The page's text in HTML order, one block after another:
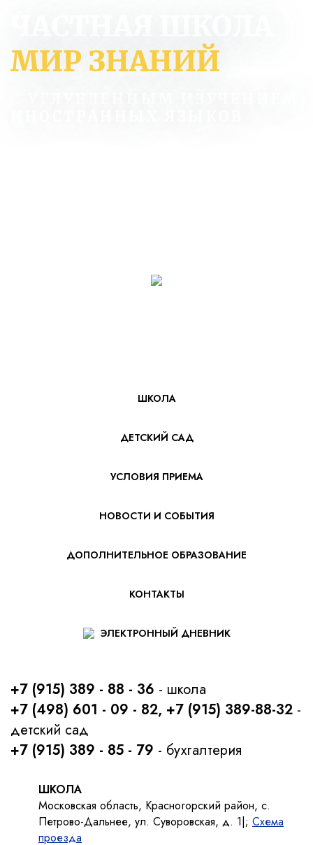
МИР ЗНАНИЙ
ШКОЛА
ДЕТСКИЙ САД
УСЛОВИЯ ПРИЕМА
НОВОСТИ И СОБЫТИЯ
ДОПОЛНИТЕЛЬНОЕ ОБРАЗОВАНИЕ
КОНТАКТЫ
ЭЛЕКТРОННЫЙ ДНЕВНИК
+7 (915) 389 - 88 - 36 - школа
+7 (498) 601 - 09 - 82, +7 (915) 389-88-32 -
детский сад
+7 (915) 389 - 85 - 79 - бухгалтерия
ШКОЛА
Московская область, Красногорский район, с.
Петрово-Дальнее, ул. Суворовская, д. 1|; Схема
проезда